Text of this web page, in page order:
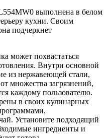
выполнена в белом
кухни. Своим
подчеркнет
может похвастаться
Внутри основной
из нержавеющей стали,
множества загрязнений,
каждому пользователю.
в своих кулинарных
Установите подходящий
ингредиенты и